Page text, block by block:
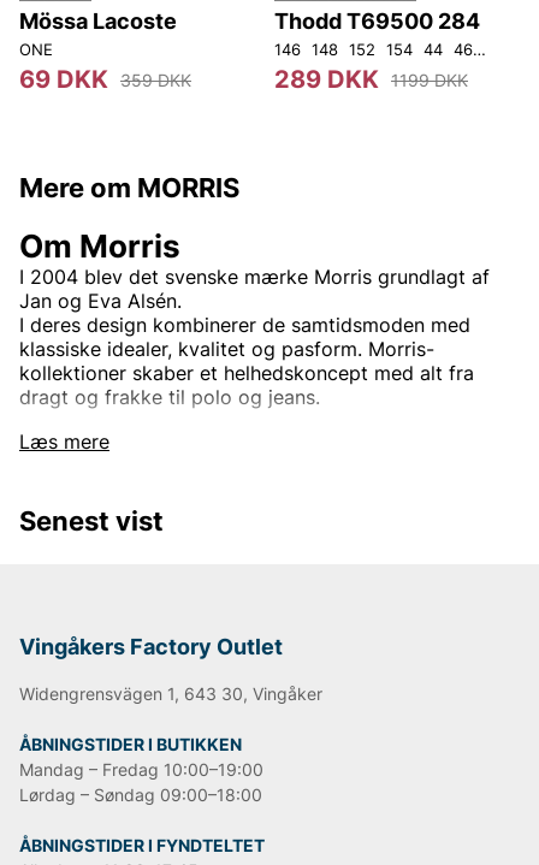
Mössa Lacoste
ONE
69 DKK 359 DKK
Thodd T69500 284
146 148 152 154 44 46 48
289 DKK 1199 DKK
Mere om MORRIS
Læs mere
Om Morris
I 2004 blev det svenske mærke Morris grundlagt af
Jan og Eva Alsén.
I deres design kombinerer de samtidsmoden med
klassiske idealer, kvalitet og pasform. Morris-
kollektioner skaber et helhedskoncept med alt fra
dragt og frakke til polo og jeans.
Navnet Morris stammer fra den legendariske
herrebeklædningsforretning, der fra 1949 til
huset på Hamngatan i Stockholm. Morris var dengang
den mest naturlige adresse for gentlemen i alle aldre.
Andre populære mærker:
Lee
Björn Borg
Replay
Oscar Jacobson
Senest vist
Vingåkers Factory Outlet
Widengrensvägen 1, 643 30, Vingåker
ÅBNINGSTIDER I BUTIKKEN
Mandag – Fredag 10:00–19:00
Lørdag – Søndag 09:00–18:00
ÅBNINGSTIDER I FYNDTELTET